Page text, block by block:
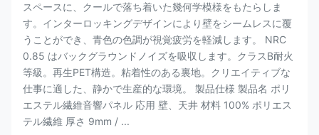
スペースに、クールで落ち着いた幾何学模様をもたらしま
す。インターロッキングデザインにより壁をシームレスに覆
うことができ、青色の色調が視覚疲労を軽減します。 NRC
0.85 はバックグラウンドノイズを吸収します。クラスB耐火
等級。再生PET構造。粘着性のある裏地。クリエイティブな
仕事に適した、静かで生産的な環境。 製品仕様 製品名 ポリ
エステル繊維音響パネル 応用 壁、天井 材料 100% ポリエス
テル繊維 厚さ 9mm / ...